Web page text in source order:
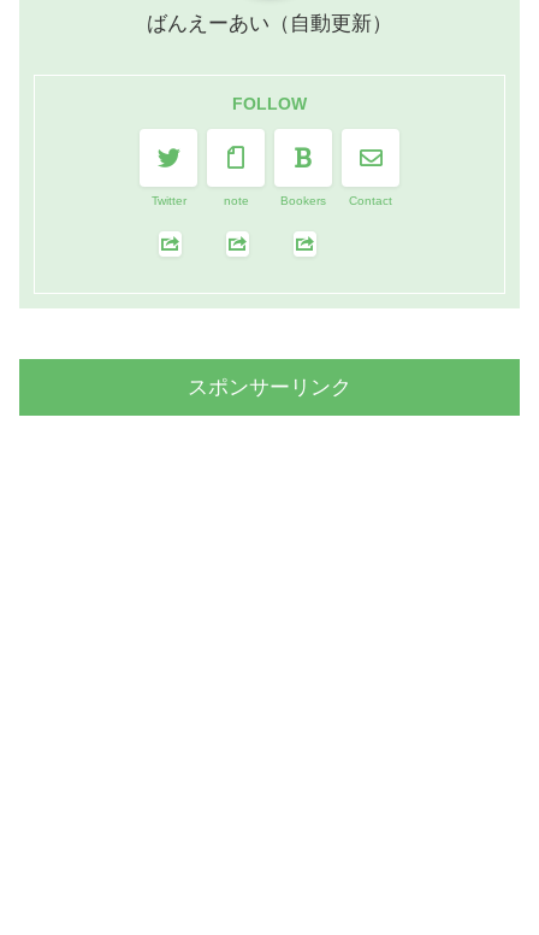
ばんえーあい（自動更新）
FOLLOW
Twitter note Bookers Contact
スポンサーリンク